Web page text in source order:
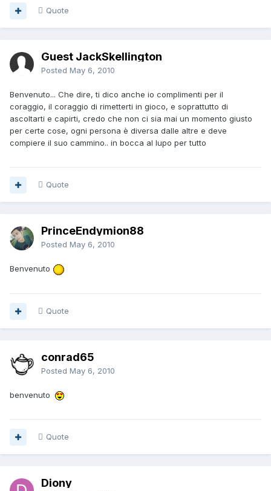
Quote
Guest JackSkellington
Posted May 6, 2010
Benvenuto... Che dire, ti dico anche io complimenti per il
coraggio, il coraggio di rimetterti in gioco, e soprattutto di
ascoltarti e capirti, credo che non ci sia mai un momento giusto
per certe cose, ogni persona è diversa dalle altre e deve
compiere il suo cammino.. in bocca al lupo per tutto
Quote
PrinceEndymion88
Posted May 6, 2010
Benvenuto
Quote
conrad65
Posted May 6, 2010
benvenuto
Quote
Diony